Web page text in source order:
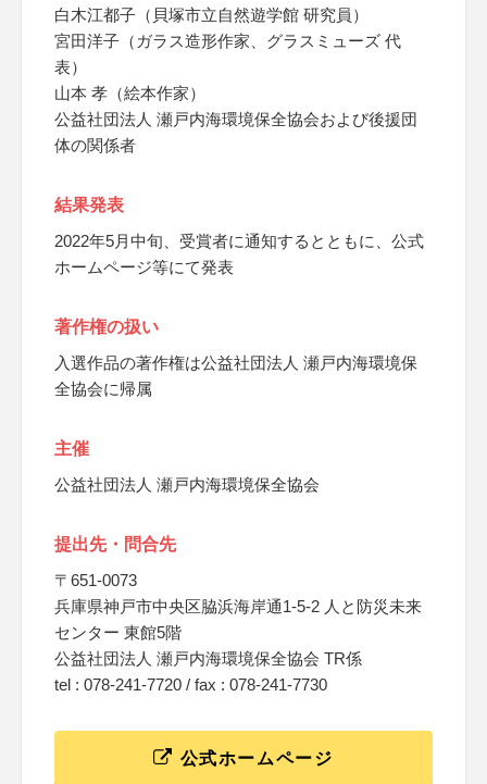
白木江都子（貝塚市立自然遊学館 研究員）
宮田洋子（ガラス造形作家、グラスミューズ 代
表）
山本 孝（絵本作家）
公益社団法人 瀬戸内海環境保全協会および後援団
体の関係者
結果発表
2022年5月中旬、受賞者に通知するとともに、公式
ホームページ等にて発表
著作権の扱い
入選作品の著作権は公益社団法人 瀬戸内海環境保
全協会に帰属
主催
公益社団法人 瀬戸内海環境保全協会
提出先・問合先
〒651-0073
兵庫県神戸市中央区脇浜海岸通1-5-2 人と防災未来
センター 東館5階
公益社団法人 瀬戸内海環境保全協会 TR係
tel : 078-241-7720 / fax : 078-241-7730
公式ホームページ